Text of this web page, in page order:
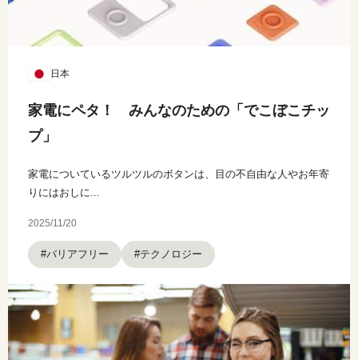
日本
家電にペタ！ みんなのための「でこぼこチッ
プ」
家電についているツルツルのボタンは、目の不自由な人やお年寄
りにはおしに...
2025/11/20
#バリアフリー #テクノロジー